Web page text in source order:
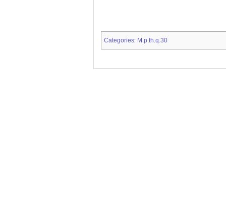
Categories: M.p.th.q.30